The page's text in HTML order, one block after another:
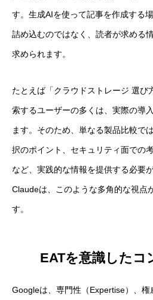
す。生成AIを使って記事を作成する
詰め込むのではなく、読者が求める
求められます。
たとえば「クラウドストレージ 選び
索するユーザーの多くは、実際の導
ます。そのため、単なる製品比較で
択のポイント、セキュリティ面での
など、実践的な情報を提供する必要
Claudeは、このような多角的な視点
す。
EATを意識したコ
Googleは、専門性（Expertise）、権